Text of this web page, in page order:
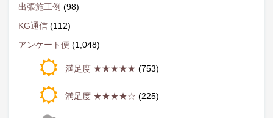
出張施工例 (98)
KG通信 (112)
アンケート便 (1,048)
満足度 ★★★★★ (753)
満足度 ★★★★☆ (225)